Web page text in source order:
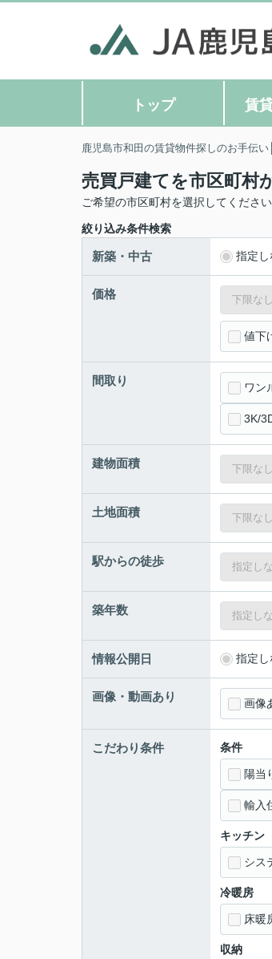
トップ 賃
鹿児島市和田の賃貸物件探しのお手伝
売買戸建てを市区町村
ご希望の市区町村を選択してください
絞り込み条件検索
新築・中古 指定し
価格
値下
間取り ワン
3K/
建物面積
土地面積
駅からの徒歩
築年数
情報公開日 指定し
画像・動画あり 画像
こだわり条件 条件
陽当
輸入
キッチン
シス
冷暖房
床暖
収納